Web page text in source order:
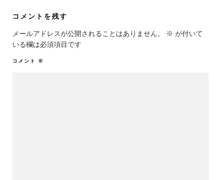
コメントを残す
メールアドレスが公開されることはありません。 ※ が付いて
いる欄は必須項目です
コメント ※